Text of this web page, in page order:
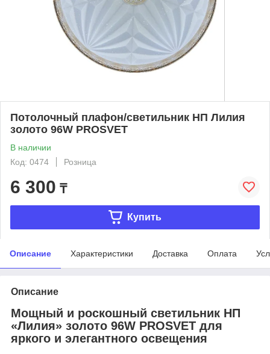
Потолочный плафон/светильник НП Лилия
золото 96W PROSVET
В наличии
Код: 0474
Розница
6 300 ₸
Купить
Описание Характеристики Доставка Оплата
Описание
Мощный и роскошный светильник НП
«Лилия» золото 96W PROSVET для
яркого и элегантного освещения